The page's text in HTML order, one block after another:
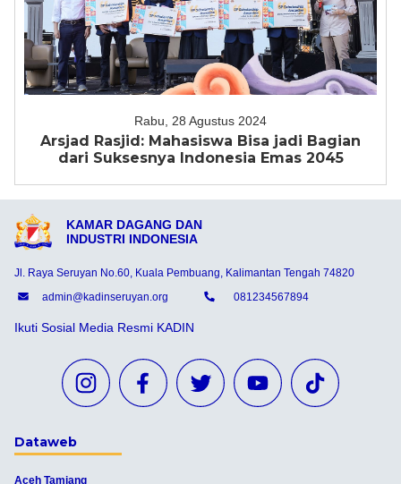
Rabu, 28 Agustus 2024
Arsjad Rasjid: Mahasiswa Bisa jadi Bagian
dari Suksesnya Indonesia Emas 2045
KAMAR DAGANG DAN
INDUSTRI INDONESIA
Jl. Raya Seruyan No.60, Kuala Pembuang, Kalimantan Tengah 74820
admin@kadinseruyan.org
081234567894
Ikuti Sosial Media Resmi KADIN
Dataweb
Aceh Tamiang